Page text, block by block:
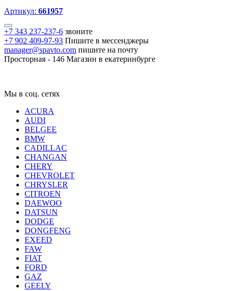
Артикул: 661957
+7 343 237-237-6 звоните
+7 902 409-97-93 Пишите в мессенджеры
manager@spavto.com пишите на почту
Просторная - 146 Магазин в екатеринбурге
Мы в соц. сетях
ACURA
AUDI
BELGEE
BMW
CADILLAC
CHANGAN
CHERY
CHEVROLET
CHRYSLER
CITROEN
DAEWOO
DATSUN
DODGE
DONGFENG
EXEED
FAW
FIAT
FORD
GAZ
GEELY